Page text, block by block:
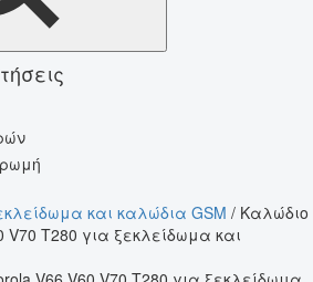
και καλώδια GSM / Καλώδιο
V70 T280 για ξεκλείδωμα και